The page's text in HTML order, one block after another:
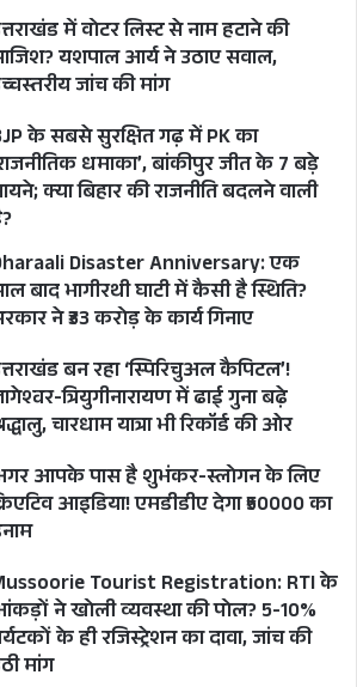
में वोटर लिस्ट से नाम हटाने की
यशपाल आर्य ने उठाए सवाल,
जांच की मांग
के सबसे सुरक्षित गढ़ में PK का
धमाका’, बांकीपुर जीत के 7 बड़े
क्या बिहार की राजनीति बदलने वाली
Disaster Anniversary: एक
बाद भागीरथी घाटी में कैसी है स्थिति?
ने ₹33 करोड़ के कार्य गिनाए
बन रहा ‘स्पिरिचुअल कैपिटल’!
त्रियुगीनारायण में ढाई गुना बढ़े
चारधाम यात्रा भी रिकॉर्ड की ओर
आपके पास है शुभंकर-स्लोगन के लिए
आइडिया! एमडीडीए देगा ₹50000 का
Tourist Registration: RTI के
ने खोली व्यवस्था की पोल? 5-10%
के ही रजिस्ट्रेशन का दावा, जांच की
मांग